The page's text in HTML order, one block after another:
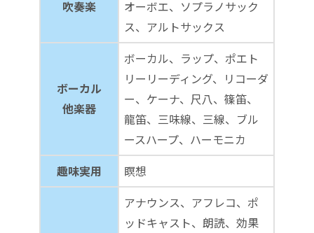
吹奏楽
オーボエ、ソプラノサック
ス、アルトサックス
ボーカル
他楽器
ボーカル、ラップ、ポエト
リーリーディング、リコーダ
ー、ケーナ、尺八、篠笛、
龍笛、三味線、三線、ブル
ースハープ、ハーモニカ
趣味実用
瞑想
アナウンス、アフレコ、ポ
ッドキャスト、朗読、効果